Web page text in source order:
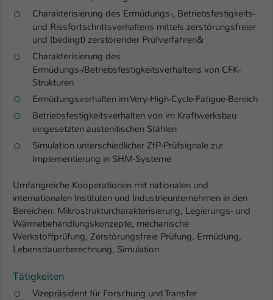
Charakterisierung des Ermüdungs-, Betriebsfestigkeits-
und Rissfortschrittsverhaltens mittels zerstörungsfreier
und (bedingt) zerstörender Prüfverfahren&
Charakterisierung des
Ermüdungs-/Betriebsfestigkeitsverhaltens von CFK-
Strukturen
Ermüdungsverhalten im Very-High-Cycle-Fatigue-Bereich
Betriebsfestigkeitsverhalten von im Kraftwerksbau
eingesetzten austenitischen Stählen
Simulation unterschiedlicher ZfP-Prüfsignale zur
Implementierung in SHM-Systeme
Umfangreiche Kooperationen mit nationalen und
internationalen Instituten und Industrieunternehmen in den
Bereichen: Mikrostrukturcharakterisierung, Legierungs- und
Wärmebehandlungskonzepte, mechanische
Werkstoffprüfung, Zerstörungsfreie Prüfung, Ermüdung,
Lebensdauerberechnung, Simulation
Tätigkeiten
Vizepräsident für Forschung und Transfer